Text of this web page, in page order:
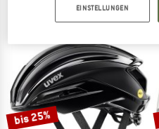
ab CHF 73.46
5,0(3)
bis 25%
EINSTELLUNGEN